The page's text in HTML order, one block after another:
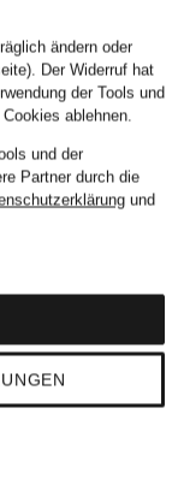
VILEBREQUIN
Cap SUN
75 €
ändern oder
Der Widerruf hat
der Tools und
ablehnen.
und der
Partner durch die
und